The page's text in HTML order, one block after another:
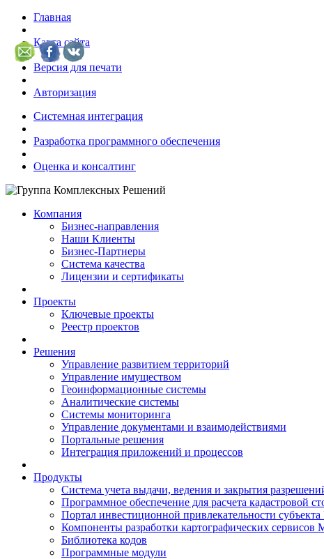
Главная
Карта сайта
Версия для печати
Авторизация
Системная интеграция
Разработка программного обеспечения
Оценка и консалтинг
Компания
Бизнес-направления
Наши Клиенты
Бизнес-Партнеры
Система качества
Лицензии и сертификаты
Проекты
Ключевые проекты
Реестр проектов
Решения
Управление развитием территорий
Управление имуществом
Геоинформационные системы
Аналитические системы
Системы мониторинга
Управление документами и взаимодействиями
Портальные решения
Интеграция приложений и процессов
Продукты
Система учета выдачи, ведения и закрытия
Программное обеспечение для расчета кадастровой
Портал инвестиционной привлекательности
Компоненты разработки картографических сервисов
Библиотека кодов
Программные модули